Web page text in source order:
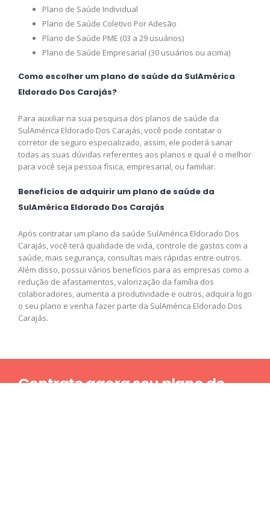
Plano de Saúde Individual
Plano de Saúde Coletivo Por Adesão
Plano de Saúde PME (03 a 29 usuários)
Plano de Saúde Empresarial (30 usuários ou acima)
Como escolher um plano de saúde da SulAmérica
Eldorado Dos Carajás?
Para auxiliar na sua pesquisa dos planos de saúde da
SulAmérica Eldorado Dos Carajás, você pode contatar o
corretor de seguro especializado, assim, ele poderá sanar
todas as suas dúvidas referentes aos planos e qual é o melhor
para você seja pessoa física, empresarial, ou familiar.
Benefícios de adquirir um plano de saúde da
SulAmérica Eldorado Dos Carajás
Após contratar um plano da saúde SulAmérica Eldorado Dos
Carajás, você terá qualidade de vida, controle de gastos com a
saúde, mais segurança, consultas mais rápidas entre outros.
Além disso, possui vários benefícios para as empresas como a
redução de afastamentos, valorização da família dos
colaboradores, aumenta a produtividade e outros, adquira logo
o seu plano e venha fazer parte da SulAmérica Eldorado Dos
Carajás.
Contrate agora seu plano de